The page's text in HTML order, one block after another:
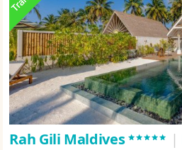
Rah Gili Maldives***** |